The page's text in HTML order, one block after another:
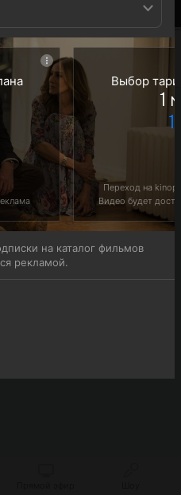
Выбор
1
1
Переход на
Видео будет
на каталог фильмов
рекламой.